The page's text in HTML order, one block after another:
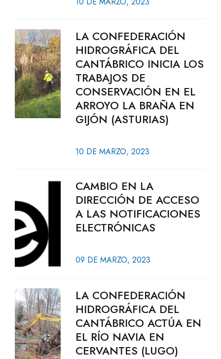
LA CONFEDERACIÓN
HIDROGRÁFICA DEL
CANTÁBRICO INICIA LOS
TRABAJOS DE
CONSERVACIÓN EN EL
ARROYO LA BRAÑA EN
GIJÓN (ASTURIAS)
10 DE MARZO, 2023
CAMBIO EN LA
DIRECCIÓN DE ACCESO
A LAS NOTIFICACIONES
ELECTRÓNICAS
09 DE MARZO, 2023
LA CONFEDERACIÓN
HIDROGRÁFICA DEL
CANTÁBRICO ACTÚA EN
EL RÍO NAVIA EN
CERVANTES (LUGO)